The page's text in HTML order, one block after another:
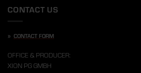
CONTACT US
» CONTACT FORM
OFFICE & PRODUCER:
XION PG GMBH